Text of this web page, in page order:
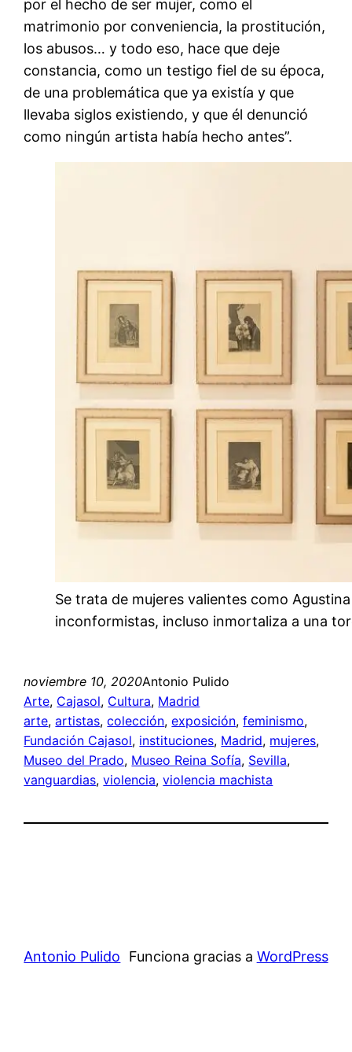
por el hecho de ser mujer, como el
matrimonio por conveniencia, la prostitución,
los abusos… y todo eso, hace que deje
constancia, como un testigo fiel de su época,
de una problemática que ya existía y que
llevaba siglos existiendo, y que él denunció
como ningún artista había hecho antes”.
Se trata de mujeres valientes como
inconformistas, incluso inmortaliza a una
noviembre 10, 2020Antonio Pulido
Arte, Cajasol, Cultura, Madrid
arte, artistas, colección, exposición, feminismo
Fundación Cajasol, instituciones, Madrid, mujeres
Museo del Prado, Museo Reina Sofía, Sevilla
vanguardias, violencia, violencia machista
Antonio Pulido Funciona gracias a WordPress